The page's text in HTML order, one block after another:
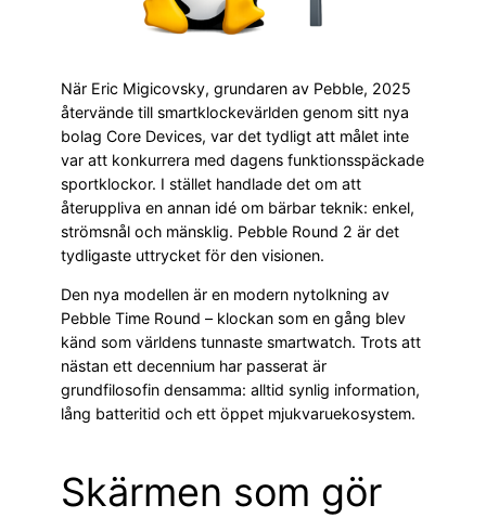
När Eric Migicovsky, grundaren av Pebble, 2025
återvände till smartklockevärlden genom sitt nya
bolag Core Devices, var det tydligt att målet inte
var att konkurrera med dagens funktionsspäckade
sportklockor. I stället handlade det om att
återuppliva en annan idé om bärbar teknik: enkel,
strömsnål och mänsklig. Pebble Round 2 är det
tydligaste uttrycket för den visionen.
Den nya modellen är en modern nytolkning av
Pebble Time Round – klockan som en gång blev
känd som världens tunnaste smartwatch. Trots att
nästan ett decennium har passerat är
grundfilosofin densamma: alltid synlig information,
lång batteritid och ett öppet mjukvaruekosystem.
Skärmen som gör